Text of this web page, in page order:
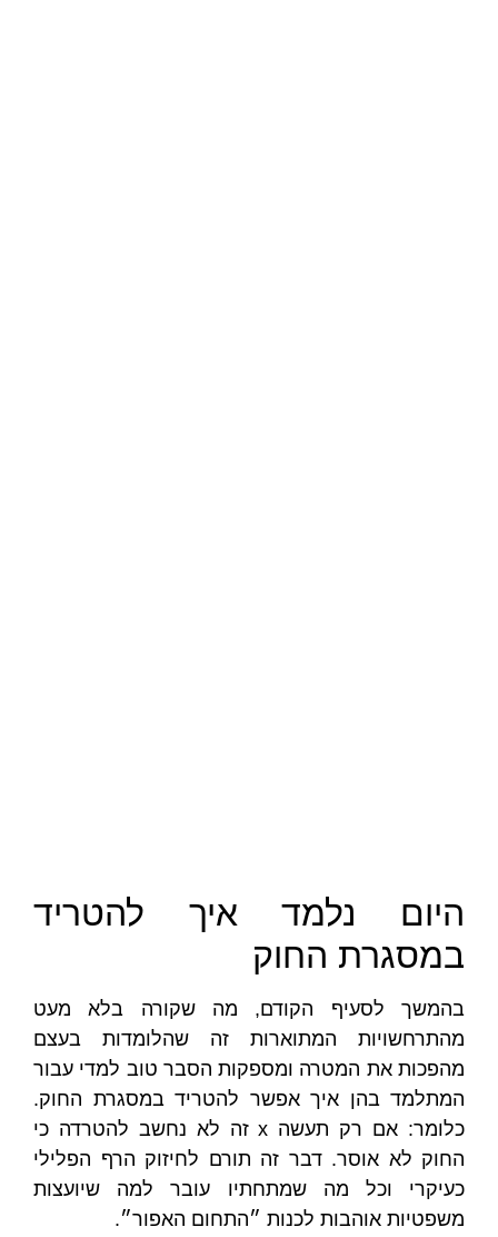
היום נלמד איך להטריד
במסגרת החוק
בהמשך לסעיף הקודם, מה שקורה בלא מעט
מהתרחשויות המתוארות זה שהלומדות בעצם
מהפכות את המטרה ומספקות הסבר טוב למדי עבור
המתלמד בהן איך אפשר להטריד במסגרת החוק.
כלומר: אם רק תעשה x זה לא נחשב להטרדה כי
החוק לא אוסר. דבר זה תורם לחיזוק הרף הפלילי
כעיקרי וכל מה שמתחתיו עובר למה שיועצות
משפטיות אוהבות לכנות ״התחום האפור״.